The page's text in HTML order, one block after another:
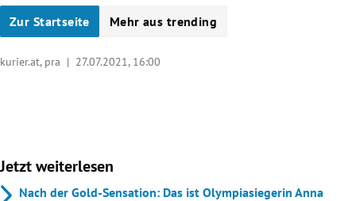
Zur Startseite Mehr aus trending
kurier.at, pra | 27.07.2021, 16:00
Jetzt weiterlesen
Nach der Gold-Sensation: Das ist Olympiasiegerin Anna